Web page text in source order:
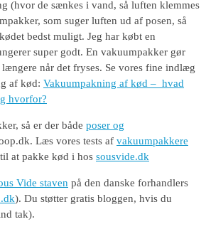
(hvor de sænkes i vand, så luften klemmes
som suger luften ud af posen, så
bedst muligt. Jeg har købt en
super godt. En vakuumpakker gør
når det fryses. Se vores fine indlæg
af kød: Vakuumpakning af kød – hvad
hvorfor?
så er der både poser og
Læs vores tests af vakuumpakkere
at pakke kød i hos sousvide.dk
Vide staven på den danske forhandlers
). Du støtter gratis bloggen, hvis du
tak).